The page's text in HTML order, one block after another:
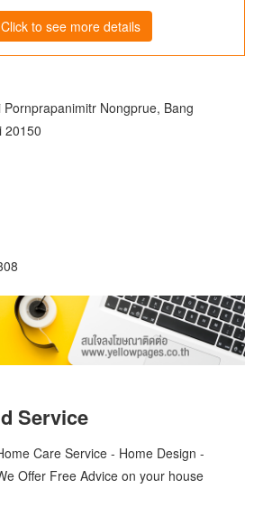
Click to see more details
Nongprue, Bang
20150
Service
Care Service - Home Design -
Offer Free Advice on your house